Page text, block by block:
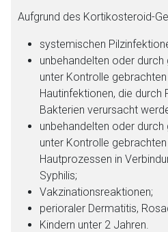
Aufgrund des Kortikosteroid-
systemischen
unbehandelten oder
unter Kontrolle
Hautinfektionen, die durch
Bakterien verursacht
unbehandelten oder
unter Kontrolle
Hautprozessen in
Syphilis;
Vakzinationsreaktionen;
perioraler Dermatitis,
Kindern unter 2 Jahren.